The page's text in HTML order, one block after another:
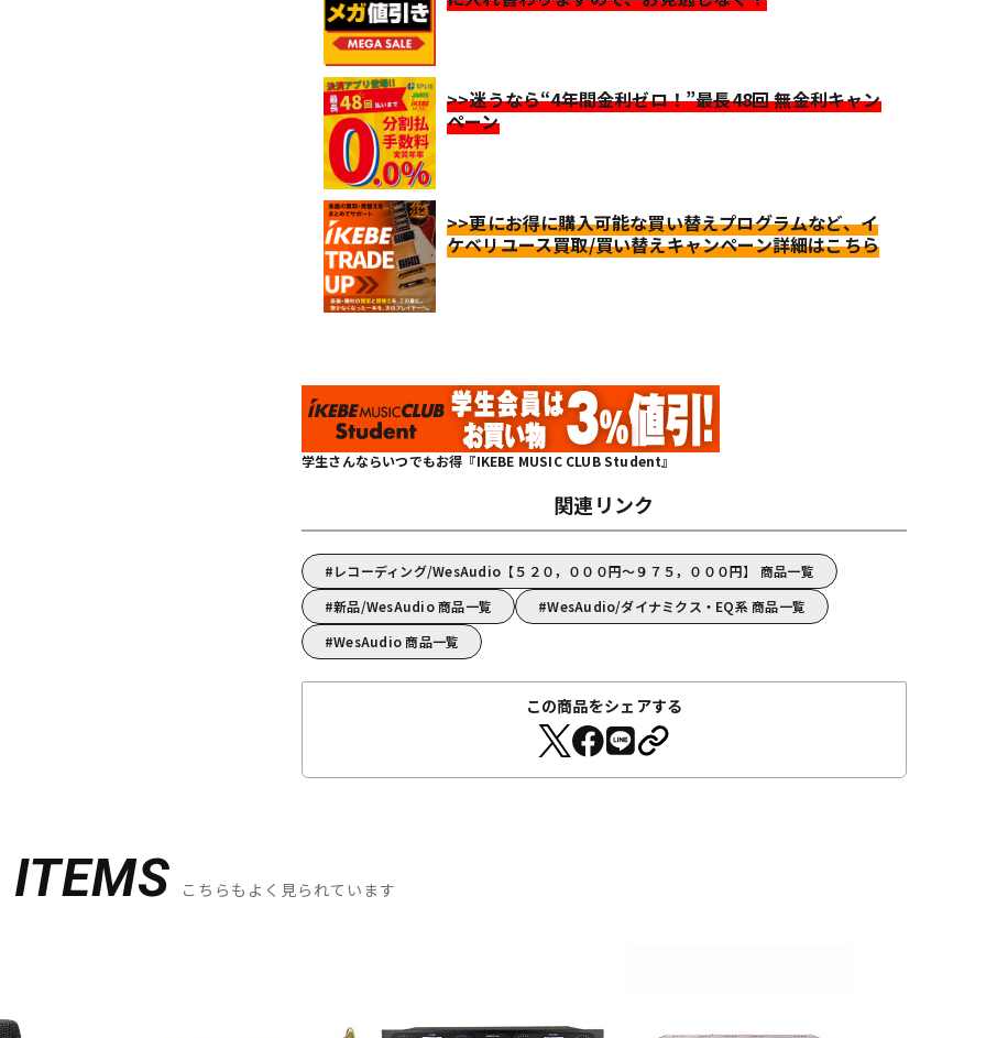
>>迷うなら“4年間金利ゼロ！”最長48回 無金利キャン
ペーン
>>更にお得に購入可能な買い替えプログラムなど、イ
ケベリユース買取/買い替えキャンペーン詳細はこちら
学生さんならいつでもお得『IKEBE MUSIC CLUB Student』
関連リンク
レコーディング/WesAudio【５２０，０００円～９７５，０００円】 商品一覧
新品/WesAudio 商品一覧
WesAudio/ダイナミクス・EQ系 商品一覧
WesAudio 商品一覧
この商品をシェアする
ITEMS こちらもよく見られています